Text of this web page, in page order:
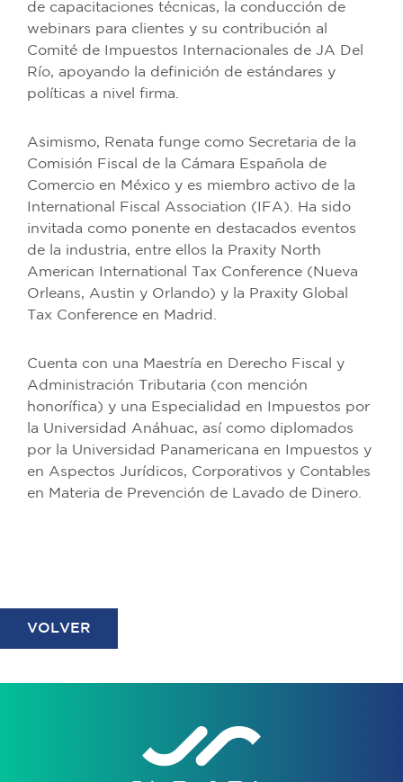
de capacitaciones técnicas, la conducción de
webinars para clientes y su contribución al
Comité de Impuestos Internacionales de JA Del
Río, apoyando la definición de estándares y
políticas a nivel firma.
Asimismo, Renata funge como Secretaria de la
Comisión Fiscal de la Cámara Española de
Comercio en México y es miembro activo de la
International Fiscal Association (IFA). Ha sido
invitada como ponente en destacados eventos
de la industria, entre ellos la Praxity North
American International Tax Conference (Nueva
Orleans, Austin y Orlando) y la Praxity Global
Tax Conference en Madrid.
Cuenta con una Maestría en Derecho Fiscal y
Administración Tributaria (con mención
honorífica) y una Especialidad en Impuestos por
la Universidad Anáhuac, así como diplomados
por la Universidad Panamericana en Impuestos y
en Aspectos Jurídicos, Corporativos y Contables
en Materia de Prevención de Lavado de Dinero.
VOLVER